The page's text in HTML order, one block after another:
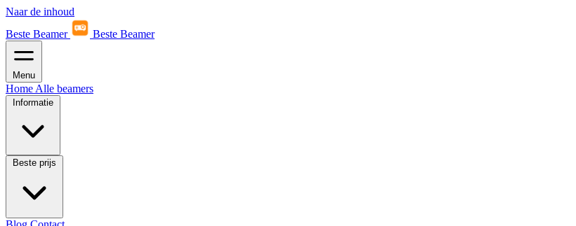
Naar de inhoud
Beste Beamer
Beste Beamer
Menu
Home Alle beamers
Informatie
Beste prijs